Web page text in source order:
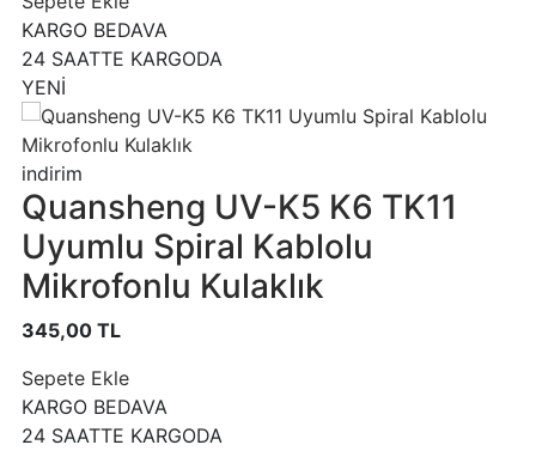
KARGO BEDAVA
24 SAATTE KARGODA
YENİ
indirim
Quansheng UV-K5 K6 TK11
Uyumlu Spiral Kablolu
Mikrofonlu Kulaklık
345,00 TL
Sepete Ekle
KARGO BEDAVA
24 SAATTE KARGODA